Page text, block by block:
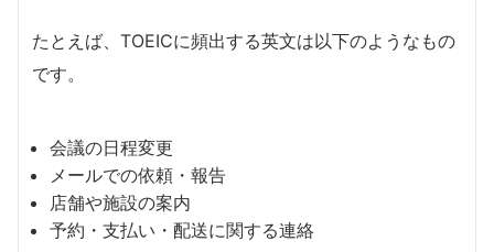
たとえば、TOEICに頻出する英文は以下のようなもの
です。
会議の日程変更
メールでの依頼・報告
店舗や施設の案内
予約・支払い・配送に関する連絡